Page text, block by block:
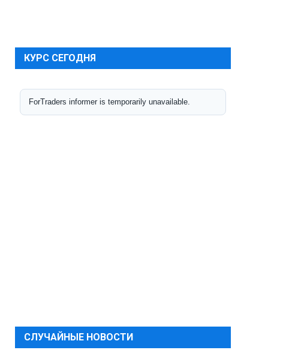
КУРС СЕГОДНЯ
СЛУЧАЙНЫЕ НОВОСТИ